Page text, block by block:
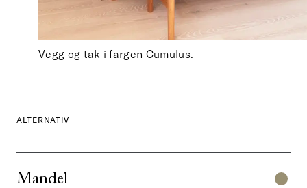
Vegg og tak i fargen Cumulus.
ALTERNATIV
Mandel